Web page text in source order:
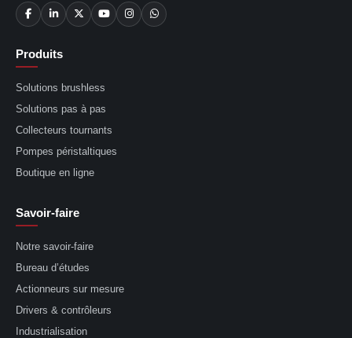
Produits
Solutions brushless
Solutions pas à pas
Collecteurs tournants
Pompes péristaltiques
Boutique en ligne
Savoir-faire
Notre savoir-faire
Bureau d’études
Actionneurs sur mesure
Drivers & contrôleurs
Industrialisation